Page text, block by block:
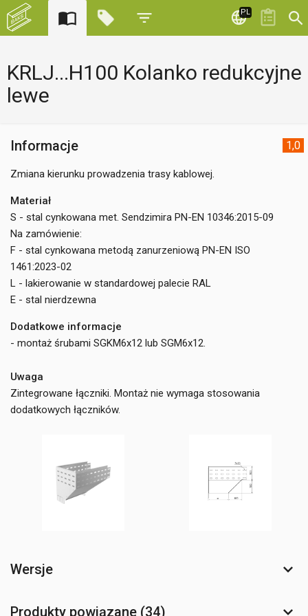
PL
KRLJ...H100 Kolanko redukcyjne
lewe
1,0
Informacje
Zmiana kierunku prowadzenia trasy kablowej.
Materiał
S - stal cynkowana met. Sendzimira PN-EN 10346:2015-09
Na zamówienie:
F - stal cynkowana metodą zanurzeniową PN-EN ISO
1461:2023-02
L - lakierowanie w standardowej palecie RAL
E - stal nierdzewna
Dodatkowe informacje
- montaż śrubami SGKM6x12 lub SGM6x12.
Uwaga
Zintegrowane łączniki. Montaż nie wymaga stosowania
dodatkowych łączników.
Wersje
Produkty powiązane (34)